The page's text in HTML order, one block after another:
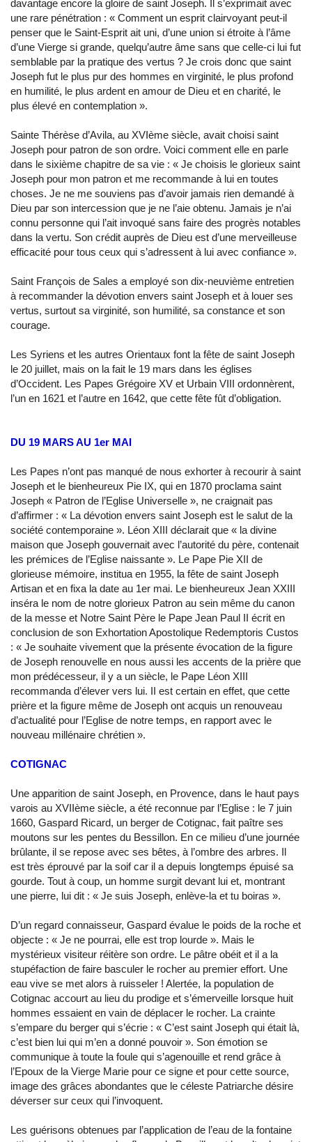
davantage encore la gloire de saint Joseph. Il s’exprimait avec
une rare pénétration : « Comment un esprit clairvoyant peut-il
penser que le Saint-Esprit ait uni, d’une union si étroite à l’âme
d’une Vierge si grande, quelqu’autre âme sans que celle-ci lui fut
semblable par la pratique des vertus ? Je crois donc que saint
Joseph fut le plus pur des hommes en virginité, le plus profond
en humilité, le plus ardent en amour de Dieu et en charité, le
plus élevé en contemplation ».
Sainte Thérèse d’Avila, au XVIème siècle, avait choisi saint
Joseph pour patron de son ordre. Voici comment elle en parle
dans le sixième chapitre de sa vie : « Je choisis le glorieux saint
Joseph pour mon patron et me recommande à lui en toutes
choses. Je ne me souviens pas d’avoir jamais rien demandé à
Dieu par son intercession que je ne l’aie obtenu. Jamais je n’ai
connu personne qui l’ait invoqué sans faire des progrès notables
dans la vertu. Son crédit auprès de Dieu est d’une merveilleuse
efficacité pour tous ceux qui s’adressent à lui avec confiance ».
Saint François de Sales a employé son dix-neuvième entretien
à recommander la dévotion envers saint Joseph et à louer ses
vertus, surtout sa virginité, son humilité, sa constance et son
courage.
Les Syriens et les autres Orientaux font la fête de saint Joseph
le 20 juillet, mais on la fait le 19 mars dans les églises
d’Occident. Les Papes Grégoire XV et Urbain VIII ordonnèrent,
l’un en 1621 et l’autre en 1642, que cette fête fût d’obligation.
DU 19 MARS AU 1er MAI
Les Papes n’ont pas manqué de nous exhorter à recourir à saint
Joseph et le bienheureux Pie IX, qui en 1870 proclama saint
Joseph « Patron de l’Eglise Universelle », ne craignait pas
d’affirmer : « La dévotion envers saint Joseph est le salut de la
société contemporaine ». Léon XIII déclarait que « la divine
maison que Joseph gouvernait avec l’autorité du père, contenait
les prémices de l’Eglise naissante ». Le Pape Pie XII de
glorieuse mémoire, institua en 1955, la fête de saint Joseph
Artisan et en fixa la date au 1er mai. Le bienheureux Jean XXIII
inséra le nom de notre glorieux Patron au sein même du canon
de la messe et Notre Saint Père le Pape Jean Paul II écrit en
conclusion de son Exhortation Apostolique Redemptoris Custos
: « Je souhaite vivement que la présente évocation de la figure
de Joseph renouvelle en nous aussi les accents de la prière que
mon prédécesseur, il y a un siècle, le Pape Léon XIII
recommanda d’élever vers lui. II est certain en effet, que cette
prière et la figure même de Joseph ont acquis un renouveau
d’actualité pour l’Eglise de notre temps, en rapport avec le
nouveau millénaire chrétien ».
COTIGNAC
Une apparition de saint Joseph, en Provence, dans le haut pays
varois au XVIIème siècle, a été reconnue par l’Eglise : le 7 juin
1660, Gaspard Ricard, un berger de Cotignac, fait paître ses
moutons sur les pentes du Bessillon. En ce milieu d’une journée
brûlante, il se repose avec ses bêtes, à l’ombre des arbres. Il
est très éprouvé par la soif car il a depuis longtemps épuisé sa
gourde. Tout à coup, un homme surgit devant lui et, montrant
une pierre, lui dit : « Je suis Joseph, enlève-la et tu boiras ».
D’un regard connaisseur, Gaspard évalue le poids de la roche et
objecte : « Je ne pourrai, elle est trop lourde ». Mais le
mystérieux visiteur réitère son ordre. Le pâtre obéit et il a la
stupéfaction de faire basculer le rocher au premier effort. Une
eau vive se met alors à ruisseler ! Alertée, la population de
Cotignac accourt au lieu du prodige et s’émerveille lorsque huit
hommes essaient en vain de déplacer le rocher. La crainte
s’empare du berger qui s’écrie : « C’est saint Joseph qui était là,
c’est bien lui qui m’en a donné pouvoir ». Son émotion se
communique à toute la foule qui s’agenouille et rend grâce à
l’Epoux de la Vierge Marie pour ce signe et pour cette source,
image des grâces abondantes que le céleste Patriarche désire
déverser sur ceux qui l’invoquent.
Les guérisons obtenues par l’application de l’eau de la fontaine